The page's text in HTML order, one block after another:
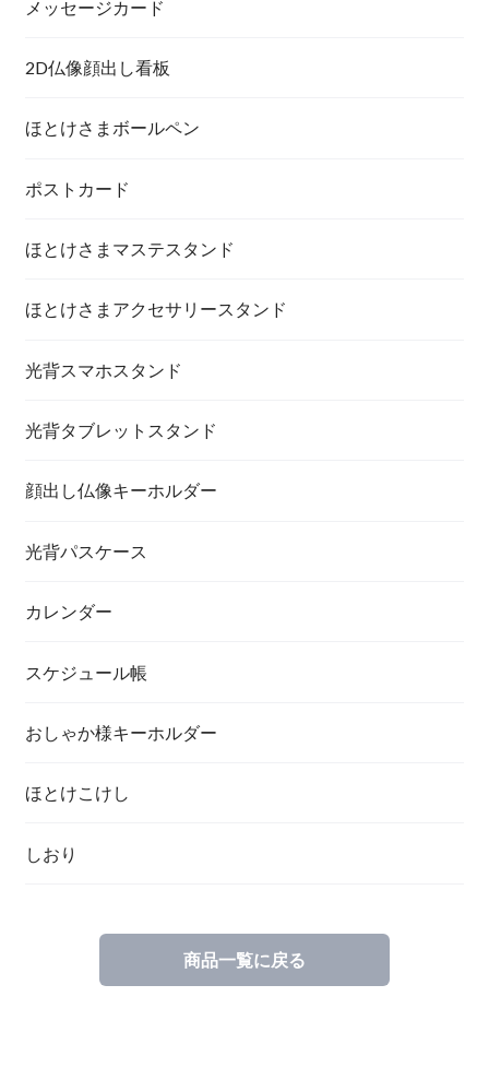
メッセージカード
2D仏像顔出し看板
ほとけさまボールペン
ポストカード
ほとけさまマステスタンド
ほとけさまアクセサリースタンド
光背スマホスタンド
光背タブレットスタンド
顔出し仏像キーホルダー
光背パスケース
カレンダー
スケジュール帳
おしゃか様キーホルダー
ほとけこけし
しおり
商品一覧に戻る